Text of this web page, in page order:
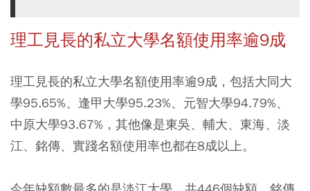
理工見長的私立大學名額使用率逾9成
理工見長的私立大學名額使用率逾9成，包括大同大
學95.65%、逢甲大學95.23%、元智大學94.79%、
中原大學93.67%，其他像是東吳、輔大、東海、淡
江、銘傳、實踐名額使用率也都在8成以上。